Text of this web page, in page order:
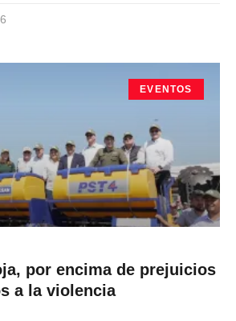
EVENTOS
por encima de prejuicios
a la violencia